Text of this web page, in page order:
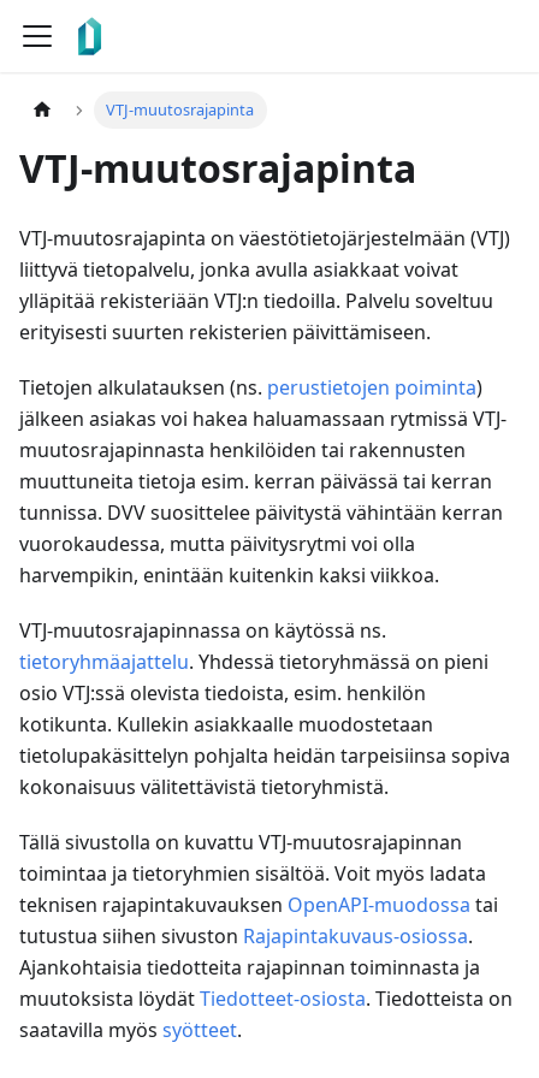
VTJ-muutosrajapinta
VTJ-muutosrajapinta
VTJ-muutosrajapinta on väestötietojärjestelmään (VTJ)
liittyvä tietopalvelu, jonka avulla asiakkaat voivat
ylläpitää rekisteriään VTJ:n tiedoilla. Palvelu soveltuu
erityisesti suurten rekisterien päivittämiseen.
Tietojen alkulatauksen (ns. perustietojen poiminta)
jälkeen asiakas voi hakea haluamassaan rytmissä VTJ-
muutosrajapinnasta henkilöiden tai rakennusten
muuttuneita tietoja esim. kerran päivässä tai kerran
tunnissa. DVV suosittelee päivitystä vähintään kerran
vuorokaudessa, mutta päivitysrytmi voi olla
harvempikin, enintään kuitenkin kaksi viikkoa.
VTJ-muutosrajapinnassa on käytössä ns.
tietoryhmäajattelu. Yhdessä tietoryhmässä on pieni
osio VTJ:ssä olevista tiedoista, esim. henkilön
kotikunta. Kullekin asiakkaalle muodostetaan
tietolupakäsittelyn pohjalta heidän tarpeisiinsa sopiva
kokonaisuus välitettävistä tietoryhmistä.
Tällä sivustolla on kuvattu VTJ-muutosrajapinnan
toimintaa ja tietoryhmien sisältöä. Voit myös ladata
teknisen rajapintakuvauksen OpenAPI-muodossa tai
tutustua siihen sivuston Rajapintakuvaus-osiossa.
Ajankohtaisia tiedotteita rajapinnan toiminnasta ja
muutoksista löydätTiedotteet-osiosta. Tiedotteista on
saatavilla myös syötteet.